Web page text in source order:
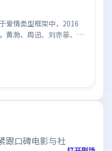
爱情类型框架中，2016
黄渤、周迅、刘亦菲、易
关注；整体气质偏中国大
跟口碑电影与社